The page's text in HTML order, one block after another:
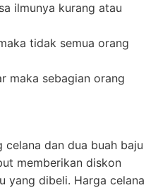
ilmunya kurang atau
tidak semua orang
maka sebagian orang
dan dua buah baju
memberikan diskon
yang dibeli. Harga celana